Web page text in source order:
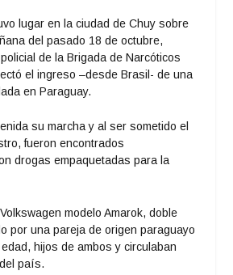
lugar en la ciudad de Chuy sobre
del pasado 18 de octubre,
de la Brigada de Narcóticos
el ingreso –desde Brasil- de una
en Paraguay.
su marcha y al ser sometido el
fueron encontrados
drogas empaquetadas para la
modelo Amarok, doble
por una pareja de origen paraguayo
hijos de ambos y circulaban
país.